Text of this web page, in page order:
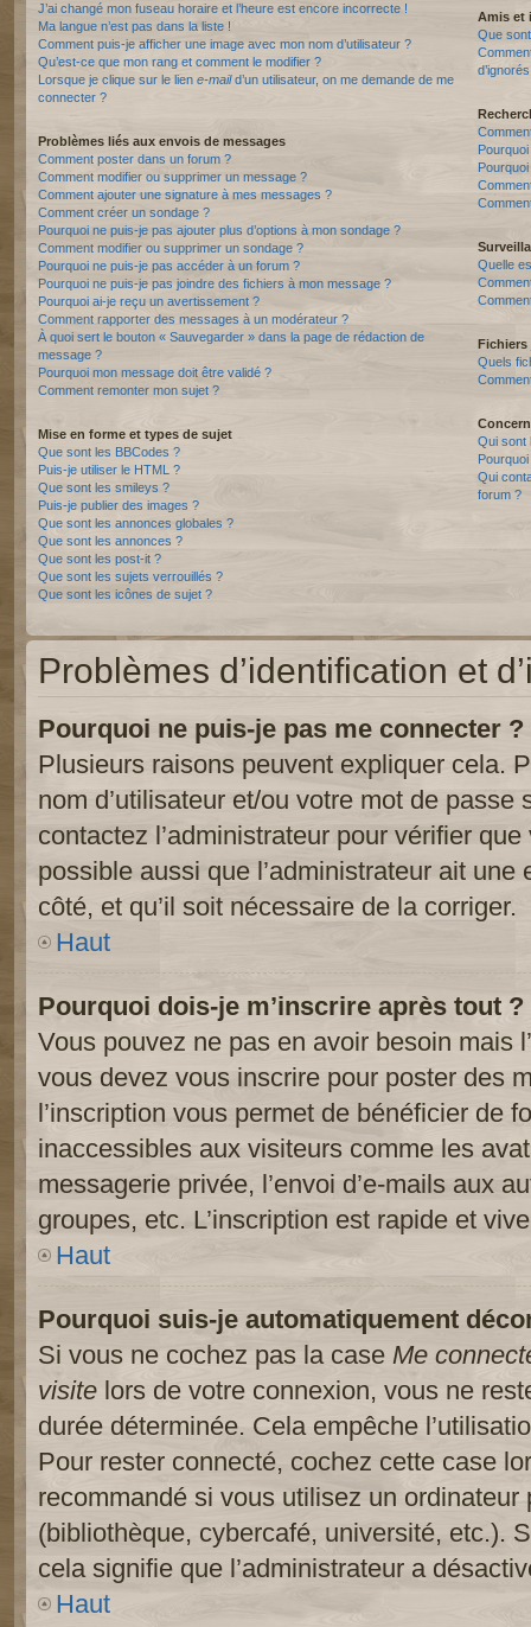
J’ai changé mon fuseau horaire et l’heure est encore incorrecte !
Ma langue n’est pas dans la liste !
Comment puis-je afficher une image avec mon nom d’utilisateur ?
Qu’est-ce que mon rang et comment le modifier ?
Lorsque je clique sur le lien e-maild’un utilisateur, on me demande de me
connecter ?
Problèmes liés aux envois de messages
Comment poster dans un forum ?
Comment modifier ou supprimer un message ?
Comment ajouter une signature à mes messages ?
Comment créer un sondage ?
Pourquoi ne puis-je pas ajouter plus d’options à mon sondage ?
Comment modifier ou supprimer un sondage ?
Pourquoi ne puis-je pas accéder à un forum ?
Pourquoi ne puis-je pas joindre des fichiers à mon message ?
Pourquoi ai-je reçu un avertissement ?
Comment rapporter des messages à un modérateur ?
À quoi sert le bouton « Sauvegarder » dans la page de rédaction de
message ?
Pourquoi mon message doit être validé ?
Comment remonter mon sujet ?
Mise en forme et types de sujet
Que sont les BBCodes ?
Puis-je utiliser le HTML ?
Que sont les smileys ?
Puis-je publier des images ?
Que sont les annonces globales ?
Que sont les annonces ?
Que sont les post-it ?
Que sont les sujets verrouillés ?
Que sont les icônes de sujet ?
Amis et
Que
Quelle
Quels
Qui sont
Qui
forum ?
Problèmes d’identification et
Pourquoi ne puis-je pas me connecter ?
Plusieurs raisons peuvent expliquer cela.
nom d’utilisateur et/ou votre mot de passe
contactez l’administrateur pour vérifier
possible aussi que l’administrateur ait
côté, et qu’il soit nécessaire de la corriger.
Haut
Pourquoi dois-je m’inscrire après tout ?
Vous pouvez ne pas en avoir besoin mais
vous devez vous inscrire pour poster des
l’inscription vous permet de bénéficier de
inaccessibles aux visiteurs comme les
messagerie privée, l’envoi d’e-mails aux
groupes, etc. L’inscription est rapide et
Haut
Pourquoi suis-je automatiquement
Si vous ne cochez pas la case Me
visite lors de votre connexion, vous ne
durée déterminée. Cela empêche
Pour rester connecté, cochez cette case
recommandé si vous utilisez un
(bibliothèque, cybercafé, université, etc.).
cela signifie que l’administrateur a
Haut